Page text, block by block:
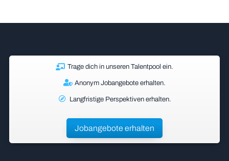
Trage dich in unseren Talentpool ein.
Anonym Jobangebote erhalten.
Langfristige Perspektiven erhalten.
Jobangebote erhalten